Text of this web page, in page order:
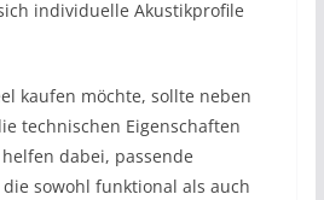
individuelle Akustikprofile
kaufen möchte, sollte neben
technischen Eigenschaften
dabei, passende
sowohl funktional als auch